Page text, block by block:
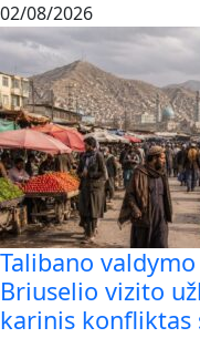
02/08/2026
Talibano
Briuselio vizito
karinis konfliktas